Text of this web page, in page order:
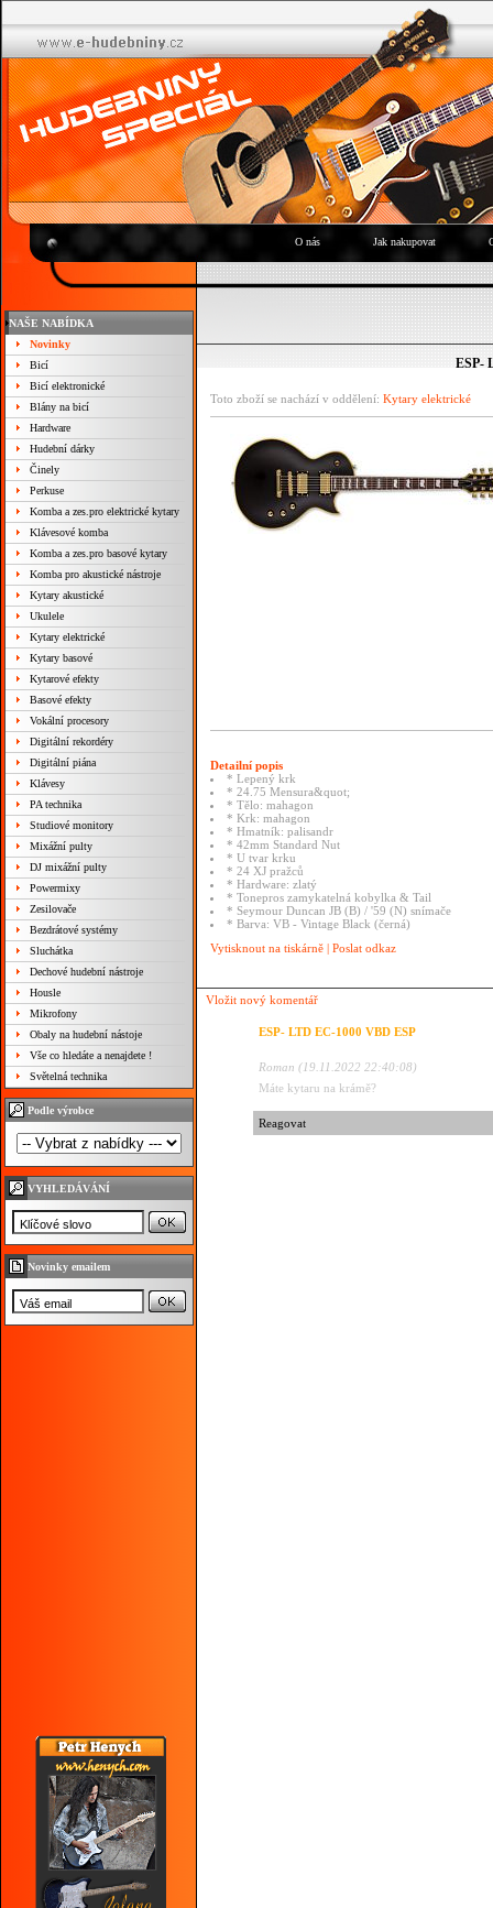
O nás Jak nakupovat
NAŠE NABÍDKA
Novinky
Bicí
Bicí elektronické
Blány na bicí
Hardware
Hudební dárky
Činely
Perkuse
Komba a zes.pro elektrické kytary
Klávesové komba
Komba a zes.pro basové kytary
Komba pro akustické nástroje
Kytary akustické
Ukulele
Kytary elektrické
Kytary basové
Kytarové efekty
Basové efekty
Vokální procesory
Digitální rekordéry
Digitální piána
Klávesy
PA technika
Studiové monitory
Mixážní pulty
DJ mixážní pulty
Powermixy
Zesilovače
Bezdrátové systémy
Sluchátka
Dechové hudební nástroje
Housle
Mikrofony
Obaly na hudební nástoje
Vše co hledáte a nenajdete !
Světelná technika
Podle výrobce
VYHLEDÁVÁNÍ
Novinky emailem
ESP-
Toto zboží se nachází v oddělení: Kytary elektrické
Detailní popis
* Lepený krk
* 24.75 Mensura&quot;
* Tělo: mahagon
* Krk: mahagon
* Hmatník: palisandr
* 42mm Standard Nut
* U tvar krku
* 24 XJ pražců
* Hardware: zlatý
* Tonepros zamykatelná kobylka & Tail
* Seymour Duncan JB (B) / '59 (N) snímače
* Barva: VB - Vintage Black (černá)
Vytisknout na tiskárně | Poslat odkaz
Vložit nový komentář
ESP- LTD EC-1000 VBD ESP
Roman (19.11.2022 22:40:08)
Máte kytaru na krámě?
Reagovat